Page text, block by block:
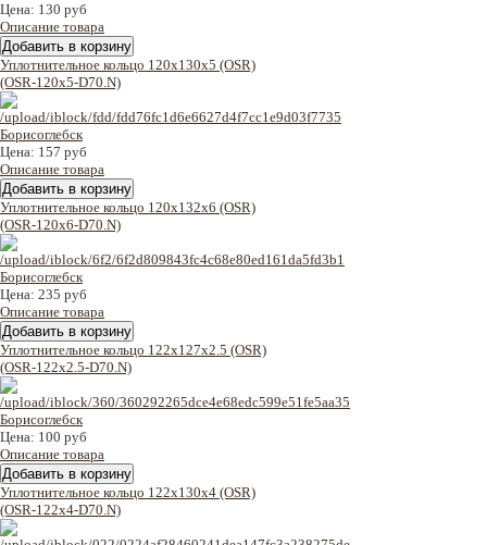
Цена: 130 руб
Описание товара
Уплотнительное кольцо 120x130x5 (OSR)
(OSR-120x5-D70.N)
Цена: 157 руб
Описание товара
Уплотнительное кольцо 120x132x6 (OSR)
(OSR-120x6-D70.N)
Цена: 235 руб
Описание товара
Уплотнительное кольцо 122x127x2.5 (OSR)
(OSR-122x2.5-D70.N)
Цена: 100 руб
Описание товара
Уплотнительное кольцо 122x130x4 (OSR)
(OSR-122x4-D70.N)